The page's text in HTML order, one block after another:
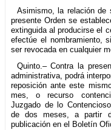
Asimismo, la relación
presente Orden se
extinguida al producirse el
efectúe el nombramiento,
ser revocada en cualquier
Quinto.– Contra la
administrativa, podrá
reposición ante este
mes, o recurso
Juzgado de lo
de dos meses, a partir
publicación en el Boletín